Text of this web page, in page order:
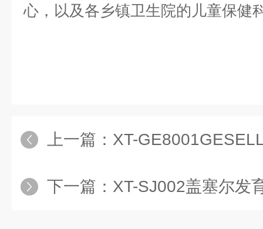
心，以及各乡镇卫生院的儿童保健
上一篇： XT-GE8001GESELL
下一篇： XT-SJ002盖塞尔发